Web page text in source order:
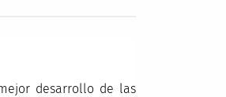
desarrollo de las